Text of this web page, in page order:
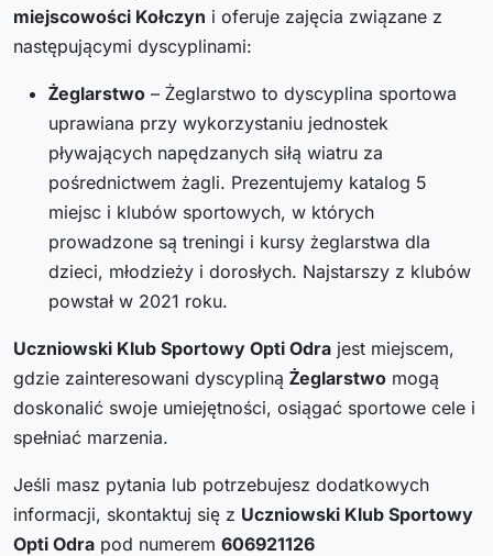
miejscowości Kołczyn i oferuje zajęcia związane z
następującymi dyscyplinami:
Żeglarstwo – Żeglarstwo to dyscyplina sportowa
uprawiana przy wykorzystaniu jednostek
pływających napędzanych siłą wiatru za
pośrednictwem żagli. Prezentujemy katalog 5
miejsc i klubów sportowych, w których
prowadzone są treningi i kursy żeglarstwa dla
dzieci, młodzieży i dorosłych. Najstarszy z klubów
powstał w 2021 roku.
Uczniowski Klub Sportowy Opti Odra jest miejscem,
gdzie zainteresowani dyscypliną Żeglarstwo mogą
doskonalić swoje umiejętności, osiągać sportowe cele i
spełniać marzenia.
Jeśli masz pytania lub potrzebujesz dodatkowych
informacji, skontaktuj się z Uczniowski Klub Sportowy
Opti Odra pod numerem 606921126